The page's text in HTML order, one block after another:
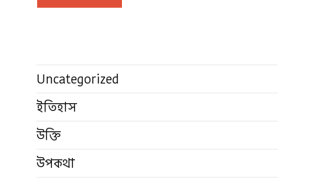
Uncategorized
ইতিহাস
উক্তি
উপকথা